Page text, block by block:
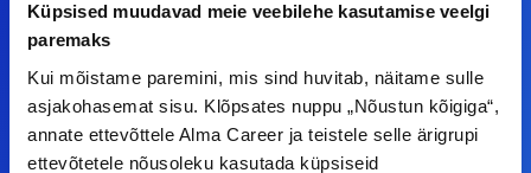
Küpsised muudavad meie veebilehe kasutamise veelgi
paremaks
Kui mõistame paremini, mis sind huvitab, näitame sulle
asjakohasemat sisu. Klõpsates nuppu „Nõustun kõigiga“,
annate ettevõttele Alma Career ja teistele selle ärigrupi
ettevõtetele nõusoleku kasutada küpsiseid
Meiega leiad!
Tööelublogi.ee lehelt leiad kõik vajaliku, et olla